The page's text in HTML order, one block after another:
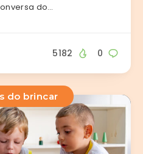
do…
0
5182
do brincar